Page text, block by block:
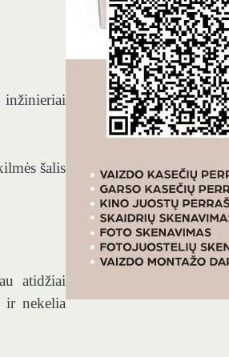
šalis
atidžiai
ir nekelia